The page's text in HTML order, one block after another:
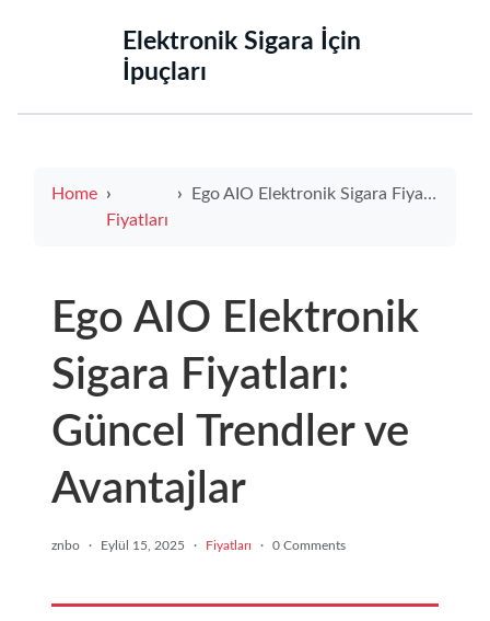
‌Elektronik Sigara İçin
İpuçları‌
Home
Fiyatları
Ego AIO Elektronik Sigara Fiyatları: Güncel Trendler ve Avantajlar
Ego AIO Elektronik
Sigara Fiyatları:
Güncel Trendler ve
Avantajlar
znbo · Eylül 15, 2025 · Fiyatları · 0 Comments